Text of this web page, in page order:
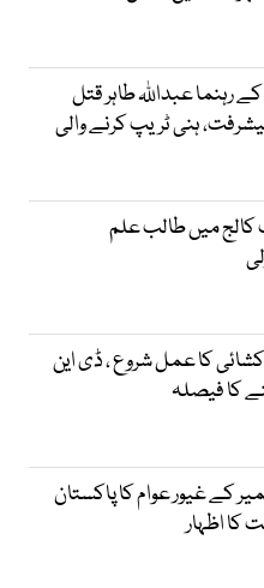
عبداللہ طاہر قتل
ہنی ٹریپ کرنے والی
میں طالب علم
کا عمل شروع ، ڈی این
کا فیصلہ
کے غیور عوام کا پاکستان
کا اظہار